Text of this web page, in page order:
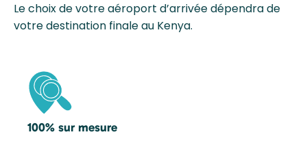
Le choix de votre aéroport d’arrivée dépendra de
votre destination finale au Kenya.
100% sur mesure